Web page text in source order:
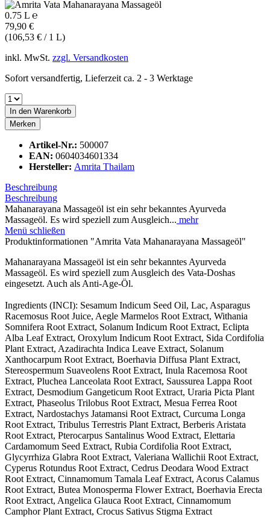
0.75 L ℮
79,90 €
(106,53 € / 1 L)
inkl. MwSt. zzgl. Versandkosten
Sofort versandfertig, Lieferzeit ca. 2 - 3 Werktage
In den Warenkorb
Merken
Artikel-Nr.: 500007
EAN: 0604034601334
Hersteller: Amrita Thailam
Beschreibung
Beschreibung
Mahanarayana Massageöl ist ein sehr bekanntes Ayurveda
Massageöl. Es wird speziell zum Ausgleich... mehr
Menü schließen
Produktinformationen "Amrita Vata Mahanarayana Massageöl"
Mahanarayana Massageöl ist ein sehr bekanntes Ayurveda
Massageöl. Es wird speziell zum Ausgleich des Vata-Doshas
eingesetzt. Auch als Anti-Age-Öl.
Ingredients (INCI): Sesamum Indicum Seed Oil, Lac, Asparagus
Racemosus Root Juice, Aegle Marmelos Root Extract, Withania
Somnifera Root Extract, Solanum Indicum Root Extract, Eclipta
Alba Leaf Extract, Oroxylum Indicum Root Extract, Sida Cordifolia
Plant Extract, Azadirachta Indica Leave Extract, Solanum
Xanthocarpum Root Extract, Boerhavia Diffusa Plant Extract,
Stereospermum Suaveolens Root Extract, Inula Racemosa Root
Extract, Pluchea Lanceolata Root Extract, Saussurea Lappa Root
Extract, Desmodium Gangeticum Root Extract, Uraria Picta Plant
Extract, Phaseolus Trilobus Root Extract, Mesua Ferrea Root
Extract, Nardostachys Jatamansi Root Extract, Curcuma Longa
Root Extract, Tribulus Terrestris Plant Extract, Berberis Aristata
Root Extract, Pterocarpus Santalinus Wood Extract, Elettaria
Cardamomum Seed Extract, Rubia Cordifolia Root Extract,
Glycyrrhiza Glabra Root Extract, Valeriana Wallichii Root Extract,
Cyperus Rotundus Root Extract, Cedrus Deodara Wood Extract
Root Extract, Cinnamomum Tamala Leaf Extract, Acorus Calamus
Root Extract, Butea Monosperma Flower Extract, Boerhavia Erecta
Root Extract, Angelica Glauca Root Extract, Cinnamomum
Camphor Plant Extract, Crocus Sativus Stigma Extract